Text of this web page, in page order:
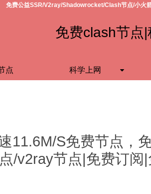
免费公益SSR/V2ray/Shadowrocket/Clash节点/小火
免费clash节点|
点 科学上网
11.6M/S免费节点，
/v2ray节点|免费订阅